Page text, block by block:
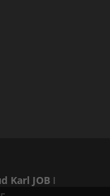
Karl JOB I